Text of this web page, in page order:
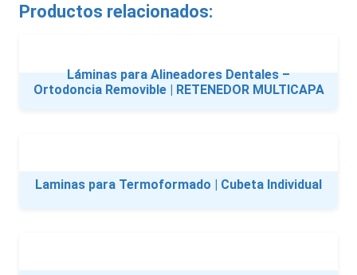
Productos relacionados:
Láminas para Alineadores Dentales –
Ortodoncia Removible | RETENEDOR MULTICAPA
Laminas para Termoformado | Cubeta Individual